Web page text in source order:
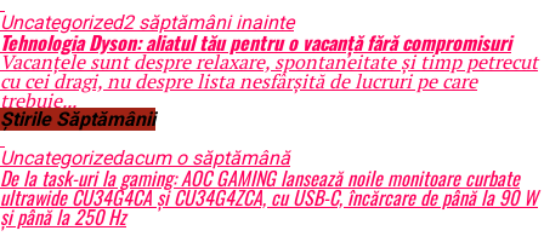
Uncategorized2 săptămâni inainte
Tehnologia Dyson: aliatul tău pentru o vacanță fără compromisuri
Vacanțele sunt despre relaxare, spontaneitate și timp petrecut
cu cei dragi, nu despre lista nesfârșită de lucruri pe care
trebuie...
Știrile Săptămânii
Uncategorizedacum o săptămână
De la task-uri la gaming: AOC GAMING lansează noile monitoare curbate
ultrawide CU34G4CA și CU34G4ZCA, cu USB-C, încărcare de până la 90 W
și până la 250 Hz